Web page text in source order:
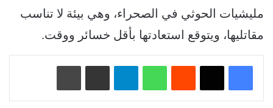
مليشيات الحوثي في الصحراء، وهي بيئة لا تناسب
مقاتليها، ويتوقع استعادتها بأقل خسائر ووقت.
واتساب تيلقرام